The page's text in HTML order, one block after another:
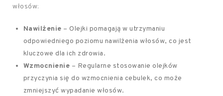
włosów:
Nawilżenie – Olejki pomagają w utrzymaniu
odpowiedniego poziomu nawilżenia włosów, co jest
kluczowe dla ich zdrowia.
Wzmocnienie – Regularne stosowanie olejków
przyczynia się do wzmocnienia cebulek, co może
zmniejszyć wypadanie włosów.